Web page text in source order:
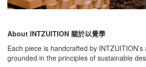
About INTZUITION 關於以覺學
Each piece is handcrafted by
grounded in the principles of sustainable